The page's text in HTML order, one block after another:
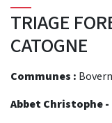
TRIAGE
CATOGNE
Communes :
Abbet Christophe